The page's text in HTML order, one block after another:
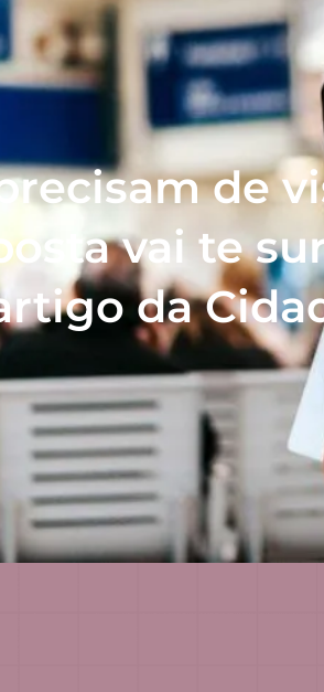
de
vai te
da